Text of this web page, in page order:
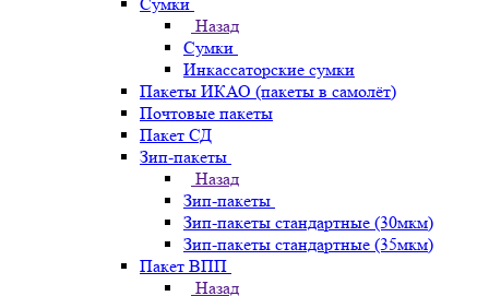
Назад
Сумки
Инкассаторские сумки
Пакеты ИКАО (пакеты в самолёт)
Почтовые пакеты
Пакет СД
Зип-пакеты
Назад
Зип-пакеты
Зип-пакеты стандартные (30мкм)
Зип-пакеты стандартные (35мкм)
Пакет ВПП
Назад